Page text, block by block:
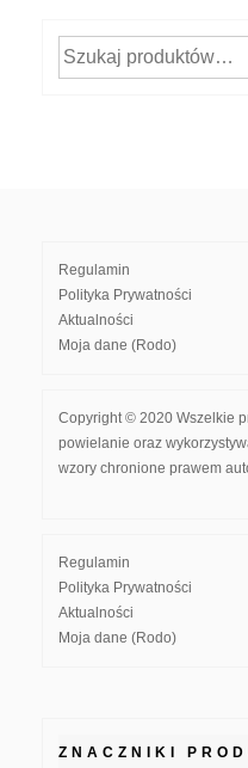
Szukaj:
Regulamin
Polityka Prywatności
Aktualności
Moja dane (Rodo)
Copyright © 2020 Wszelkie
powielanie oraz
wzory chronione prawem
Regulamin
Polityka Prywatności
Aktualności
Moja dane (Rodo)
ZNACZNIKI